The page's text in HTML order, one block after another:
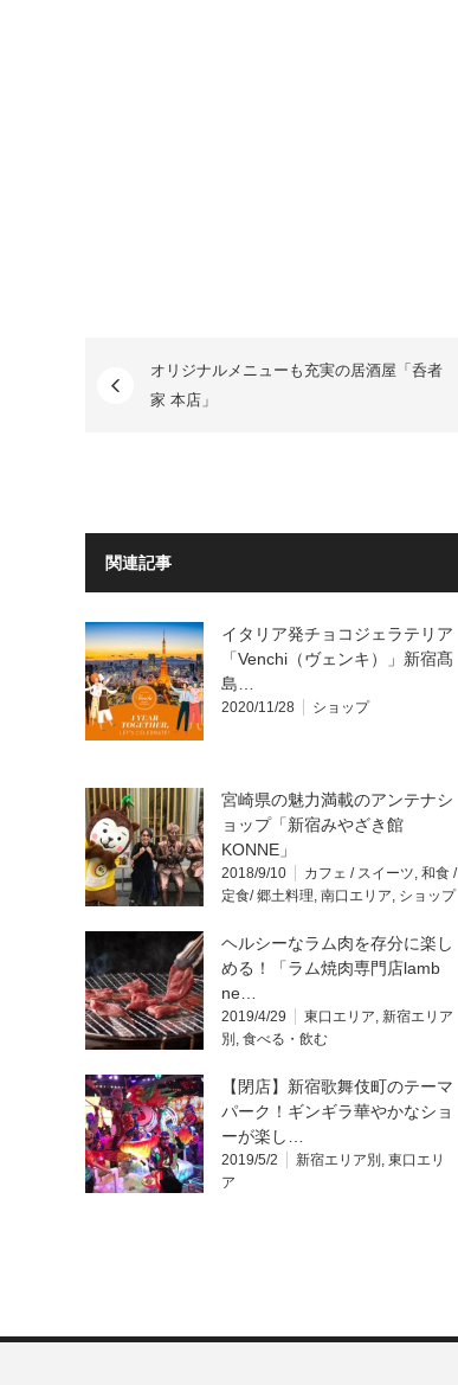
オリジナルメニューも充実の居酒屋「呑者
家 本店」
関連記事
イタリア発チョコジェラテリア
「Venchi（ヴェンキ）」新宿髙
島…
2020/11/28 ショップ
宮崎県の魅力満載のアンテナシ
ョップ「新宿みやざき館
KONNE」
2018/9/10 カフェ / スイーツ, 和食 /
定食/ 郷土料理, 南口エリア, ショップ
ヘルシーなラム肉を存分に楽し
める！「ラム焼肉専門店lamb
ne…
2019/4/29 東口エリア, 新宿エリア
別 , 食べる・飲む
【閉店】新宿歌舞伎町のテーマ
パーク！ギンギラ華やかなショ
ーが楽し…
2019/5/2 新宿エリア別 , 東口エリ
ア